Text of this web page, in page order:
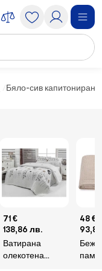
Бяло-сив капитониран
71 €
138,86 лв.
Ватирана
олекотена
48 €